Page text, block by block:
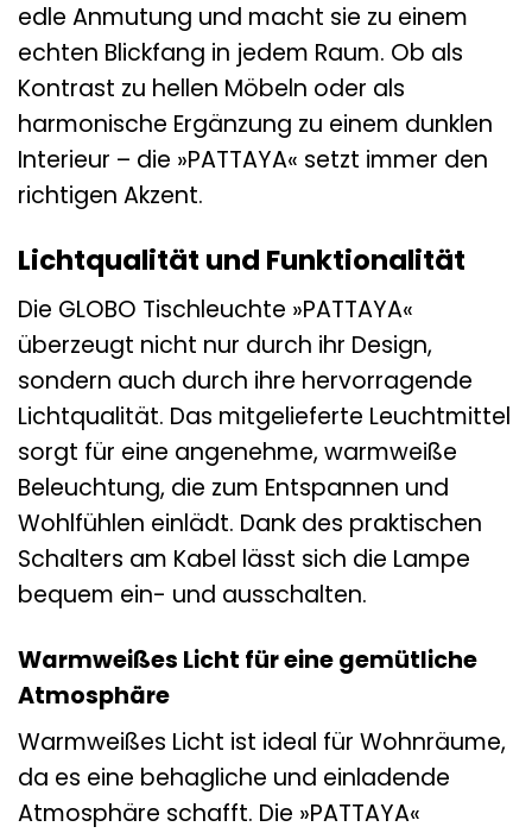
edle Anmutung und macht sie zu einem
echten Blickfang in jedem Raum. Ob als
Kontrast zu hellen Möbeln oder als
harmonische Ergänzung zu einem dunklen
Interieur – die »PATTAYA« setzt immer den
richtigen Akzent.
Lichtqualität und Funktionalität
Die GLOBO Tischleuchte »PATTAYA«
überzeugt nicht nur durch ihr Design,
sondern auch durch ihre hervorragende
Lichtqualität. Das mitgelieferte Leuchtmittel
sorgt für eine angenehme, warmweiße
Beleuchtung, die zum Entspannen und
Wohlfühlen einlädt. Dank des praktischen
Schalters am Kabel lässt sich die Lampe
bequem ein- und ausschalten.
Warmweißes Licht für eine gemütliche
Atmosphäre
Warmweißes Licht ist ideal für Wohnräume,
da es eine behagliche und einladende
Atmosphäre schafft. Die »PATTAYA«